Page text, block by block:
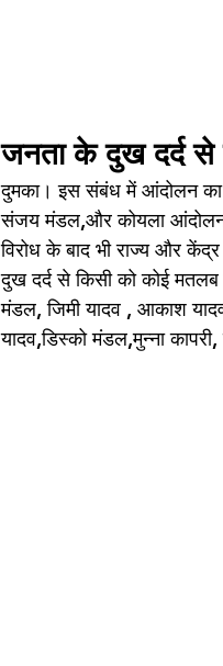
जनता के दुख दर्द से
दुमका। इस संबंध में आंदोलन का
संजय मंडल,और कोयला आंदोलन
विरोध के बाद भी राज्य और
दुख दर्द से किसी को कोई
मंडल, जिमी यादव , आकाश
यादव,डिस्को मंडल,मुन्ना